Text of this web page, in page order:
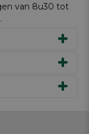
van 8u30 tot